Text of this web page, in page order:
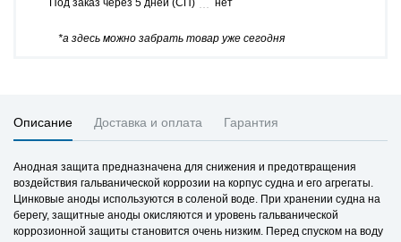
Под заказ через 5 дней (СП) нет
*а здесь можно забрать товар уже сегодня
Описание Доставка и оплата Гарантия
Анодная защита предназначена для снижения и предотвращения
воздействия гальванической коррозии на корпус судна и его агрегаты.
Цинковые аноды используются в соленой воде. При хранении судна на
берегу, защитные аноды окисляются и уровень гальванической
коррозионной защиты становится очень низким. Перед спуском на воду